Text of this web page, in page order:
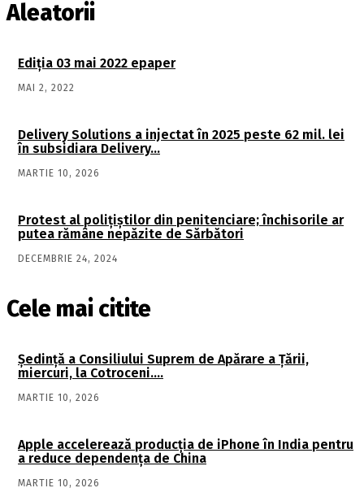
Aleatorii
Ediţia 03 mai 2022 epaper
MAI 2, 2022
Delivery Solutions a injectat în 2025 peste 62 mil. lei
în subsidiara Delivery…
MARTIE 10, 2026
Protest al polițiștilor din penitenciare; închisorile ar
putea rămâne nepăzite de Sărbători
DECEMBRIE 24, 2024
Cele mai citite
Şedinţă a Consiliului Suprem de Apărare a Ţării,
miercuri, la Cotroceni….
MARTIE 10, 2026
Apple accelerează producția de iPhone în India pentru
a reduce dependența de China
MARTIE 10, 2026